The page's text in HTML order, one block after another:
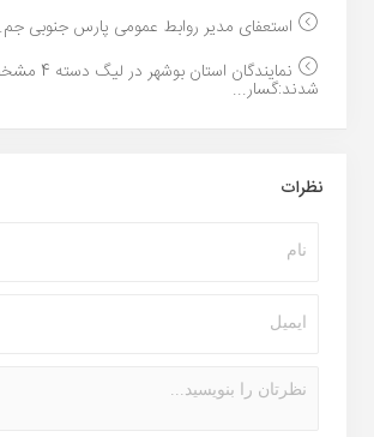
استعفای مدیر روابط عمومی پارس جنوبی
نمایندگان استان بوشهر
شدند:گسار...
نظرات